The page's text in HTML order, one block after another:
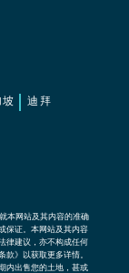
坡 迪拜
本网站及其内容的准确
保证。本网站及其内容
律建议，亦不构成任何
款》以获取更多详情。
内出售您的土地，甚或